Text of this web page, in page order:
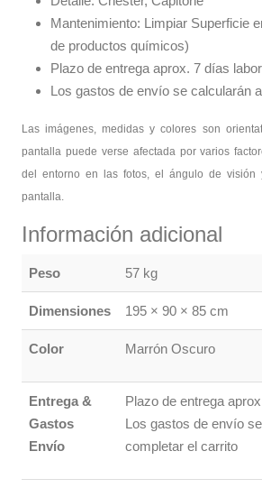
Mantenimiento: Limpiar Superficie
de productos químicos)
Plazo de entrega aprox. 7 días
Los gastos de envío se calcularán
Las imágenes, medidas y colores son
pantalla puede verse afectada por varios
del entorno en las fotos, el ángulo de visión
pantalla.
Información adicional
Peso 57 kg
Dimensiones 195 × 90 × 85 cm
Color Marrón Oscuro
Entrega &
Gastos
Envío
Plazo de entrega
Los gastos de envío
completar el carrito